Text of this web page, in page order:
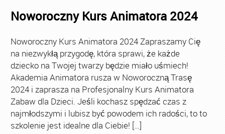
Noworoczny Kurs Animatora 2024
Noworoczny Kurs Animatora 2024 Zapraszamy Cię
na niezwykłą przygodę, która sprawi, że każde
dziecko na Twojej twarzy będzie miało uśmiech!
Akademia Animatora rusza w Noworoczną Trasę
2024 i zaprasza na Profesjonalny Kurs Animatora
Zabaw dla Dzieci. Jeśli kochasz spędzać czas z
najmłodszymi i lubisz być powodem ich radości, to to
szkolenie jest idealne dla Ciebie! […]